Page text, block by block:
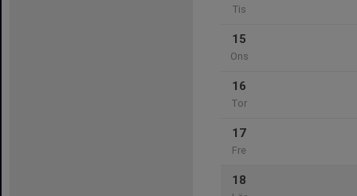
Tis
15
Ons
16
Tor
17
Fre
18